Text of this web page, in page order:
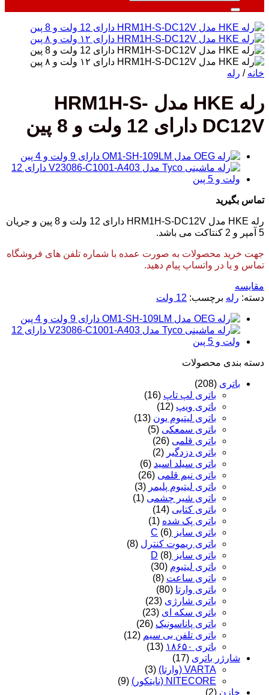
خانه / رله
رله HKE مدل HRM1H-S-
DC12V دارای 12 ولت و 8 پین
تماس بگیرید
رله HKE مدل HRM1H-S-DC12V دارای 12 ولت و 8 پین و جریان
5 آمپر و 2 کنتاکت می باشد.
جهت خرید محصولات به صورت عمده با شماره تلفن های فروشگاه
تماس و یا در واتساپ پیام دهید.
مقایسه
دسته: رله برچسب: 12 ولت
دسته‌ بندی محصولات
باتری (208)
باتری لپ تاپ (16)
باتری ویپ (12)
باتری لیتیوم یون (13)
باتری سمعکی (5)
باتری قلمی (26)
باتری دزدگیر (2)
باتری سیلد اسید (6)
باتری نیم قلمی (26)
باتری لیتیوم پلیمر (3)
باتری شیر چشمی (1)
باتری کتابی (14)
باتری پک شده (1)
باتری سایز C (6)
باتری ریموت کنترل (8)
باتری سایز D (8)
باتری لیتیوم (30)
باتری ساعت (8)
باتری وارتا (80)
باتری شارژی (23)
باتری سکه ای (23)
باتری پاناسونیک (26)
باتری تلفن بی سیم (12)
باتری ۱۸۶۵۰
(13)
شارژر باتری (17)
VARTA (وارتا)
(3)
NITECORE (نایتکور)
(9)
خازن (2)